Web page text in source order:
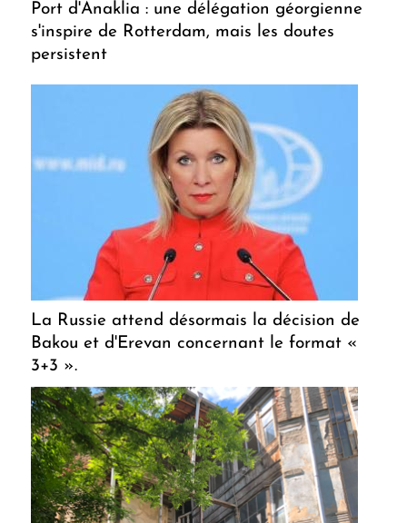
Port d'Anaklia : une délégation géorgienne
s'inspire de Rotterdam, mais les doutes
persistent
La Russie attend désormais la décision de
Bakou et d'Erevan concernant le format «
3+3 ».